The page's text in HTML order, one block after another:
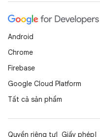
Android
Chrome
Firebase
Google Cloud Platform
Tất cả sản phẩm
Quyền riêng tư Giấy phép